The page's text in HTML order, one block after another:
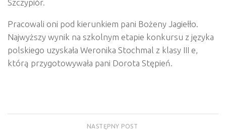
Szczypiór.
Pracowali oni pod kierunkiem pani Bożeny Jagiełło.
Najwyższy wynik na szkolnym etapie konkursu z języka
polskiego uzyskała Weronika Stochmal z klasy III e,
którą przygotowywała pani Dorota Stępień.
NASTĘPNY POST